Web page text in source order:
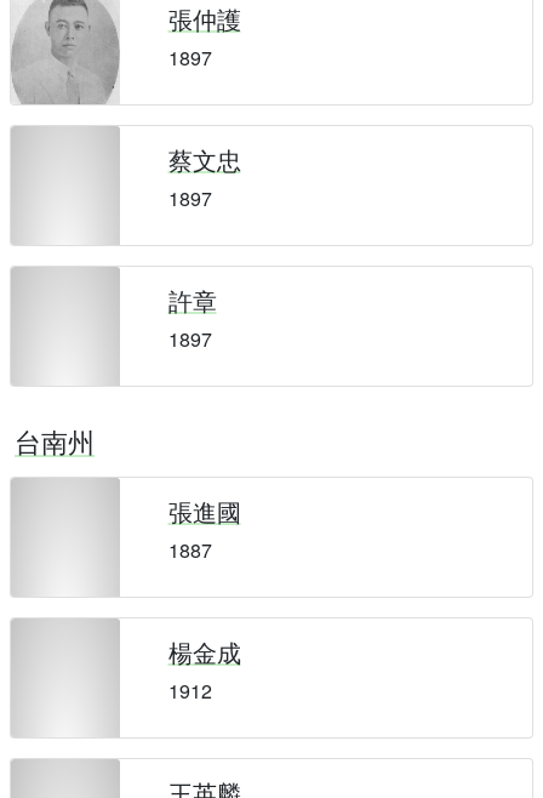
張仲護
1897
蔡文忠
1897
許章
1897
台南州
張進國
1887
楊金成
1912